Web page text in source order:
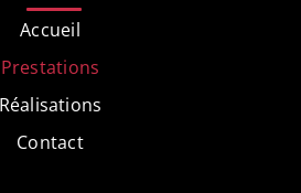
Accueil
Prestations
Réalisations
Contact